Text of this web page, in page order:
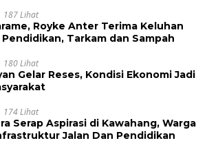
187 Lihat
Royke Anter Terima Keluhan
Pendidikan, Tarkam dan Sampah
180 Lihat
Gelar Reses, Kondisi Ekonomi Jadi
174 Lihat
Serap Aspirasi di Kawahang, Warga
Jalan Dan Pendidikan